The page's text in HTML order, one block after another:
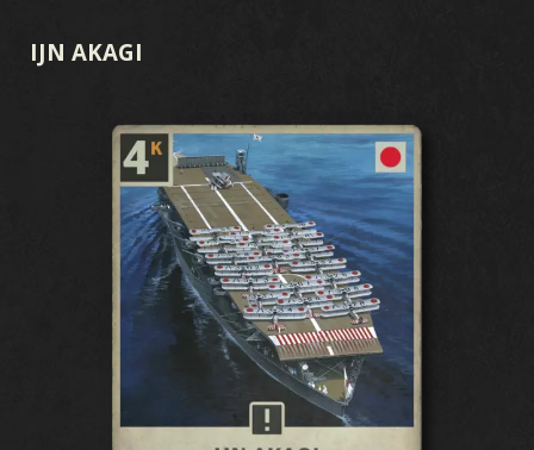
IJN AKAGI